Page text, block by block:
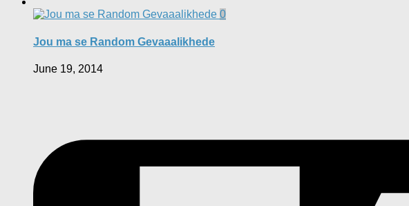
0
Jou ma se Random Gevaaalikhede
June 19, 2014